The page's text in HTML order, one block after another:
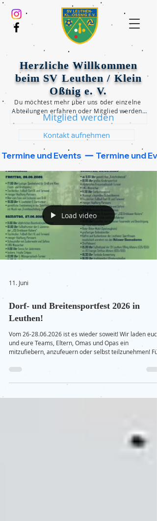
Herzliche Willkommen
beim SV Leuthen / Klein
Oßnig e. V.
Du möchtest mehr über uns oder einzelne
Abteilungen erfahren oder Mitglied werden?
Dann klicke einen der beiden unten
schnellstmöglich bei dir melden!
Mitglied werden
Kontakt aufnehmen
Termine und Events
Load video
11. Juni
Dorf- und Breitensportfest 2026 in
Leuthen!
Vom 26-28.06.2026 ist es wieder soweit! Wir laden euch
und eure Teams, Eltern, Omas und Opas ein
mitzufiebern, anzufeuern oder selbst teilzunehmen!
Team!